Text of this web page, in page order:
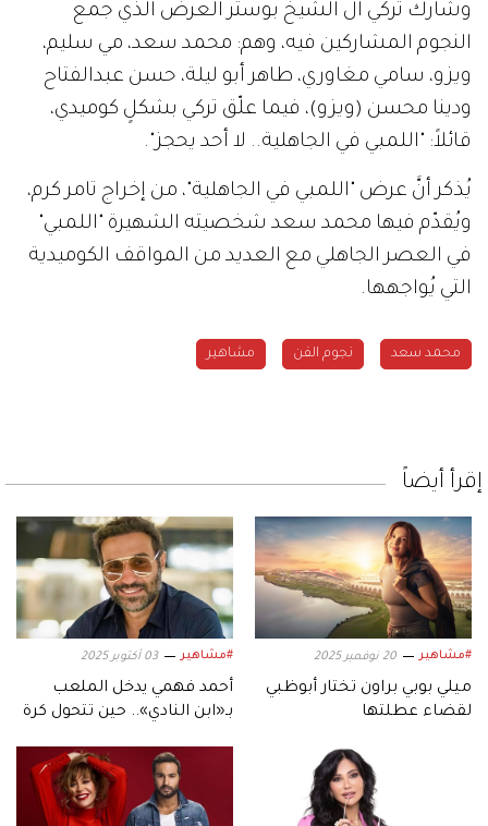
وشارك تركي آل الشيخ بوستر العرض الذي جمع
النجوم المشاركين فيه، وهم: محمد سعد، مي سليم،
ويزو، سامي مغاوري، طاهر أبو ليلة، حسن عبدالفتاح
ودينا محسن (ويزو)، فيما علّق تركي بشكلٍ كوميدي،
قائلاً: "اللمبي في الجاهلية.. لا أحد يحجز".
يُذكر أنَّ عرض "اللمبي في الجاهلية"، من إخراج تامر كرم،
ويُقدّم فيها محمد سعد شخصيته الشهيرة "اللمبي"
في العصر الجاهلي مع العديد من المواقف الكوميدية
التي يُواجهها.
محمد سعد نجوم الفن مشاهير
إقرأ أيضاً
#مشاهير 20 نوفمبر 2025
ميلي بوبي براون تختار أبوظبي
لقضاء عطلتها
#مشاهير 03 أكتوبر 2025
أحمد فهمي يدخل الملعب
بـ«ابن النادي».. حين تتحول كرة